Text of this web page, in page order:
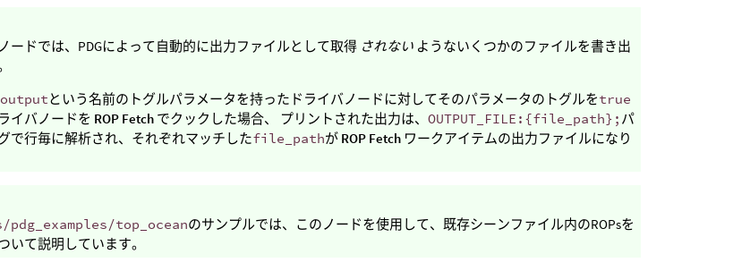
ードでは、PDGによって自動的に出力ファイルとして取得 されない ようないくつかのファイルを書き出
という名前のトグルパラメータを持ったドライバノードに対してそのパラメータのトグルをtrue
イバノードを ROP Fetch でクックした場合、 プリントされた出力は、OUTPUT_FILE:{file_path}; パ
で行毎に解析され、それぞれマッチしたfile_pathが ROP Fetch ワークアイテムの出力ファイルになり
top_oceanのサンプルでは、このノードを使用して、既存シーンファイル内のROPsを
いて説明しています。